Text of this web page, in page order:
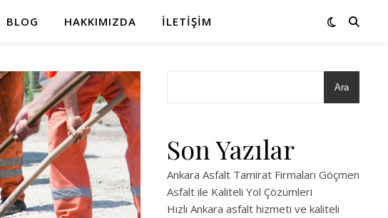
BLOG HAKKIMIZDA İLETIŞIM
Ara
Son Yazılar
Ankara Asfalt Tamirat Firmaları Göçmen
Asfalt ile Kaliteli Yol Çözümleri
Hızlı Ankara asfalt hizmeti ve kaliteli